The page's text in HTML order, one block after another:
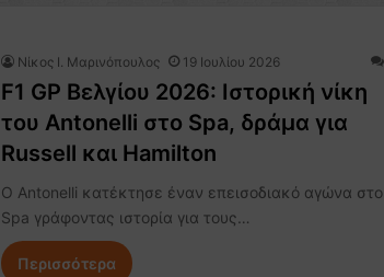
Nίκος Ι. Mαρινόπουλος 19 Ιουλίου 2026
F1 GP Βελγίου 2026: Ιστορική νίκη
του Antonelli στο Spa, δράμα για
Russell και Hamilton
Ο Antonelli κατέκτησε έναν επεισοδιακό αγώνα στο
Spa γράφοντας ιστορία για τους…
Περισσότερα